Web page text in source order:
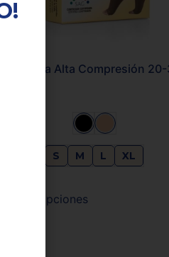
Rodilla Alta Compresión
S M L XL
opciones